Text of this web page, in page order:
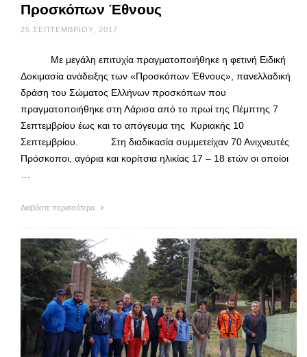
Προσκόπων Έθνους
25 ΣΕΠΤΕΜΒΡΊΟΥ, 2017
Με μεγάλη επιτυχία πραγματοποιήθηκε η φετινή Ειδική
Δοκιμασία ανάδειξης των «Προσκόπων Έθνους», πανελλαδική
δράση του Σώματος Ελλήνων προσκόπων που
πραγματοποιήθηκε στη Λάρισα από το πρωί της Πέμπτης 7
Σεπτεμβρίου έως και το απόγευμα της Κυριακής 10
Σεπτεμβρίου. Στη διαδικασία συμμετείχαν 70 Ανιχνευτές
Πρόσκοποι, αγόρια και κορίτσια ηλικίας 17 – 18 ετών οι οποίοι
Διαβάστε περισσότερα